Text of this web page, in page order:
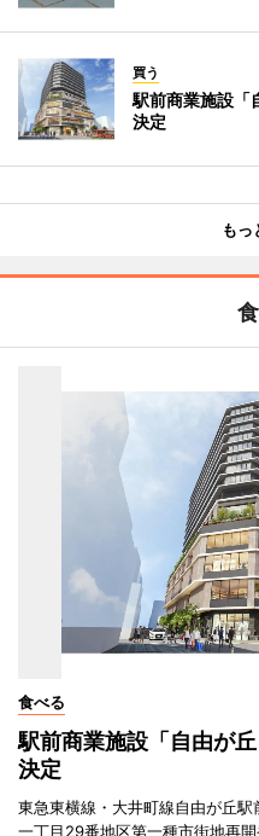
買う
駅前商業施設「
決定
もっ
食べる
駅前商業施設「自由が
決定
東急東横線・大井町線自由が丘
一丁目29番地区第一種市街地再